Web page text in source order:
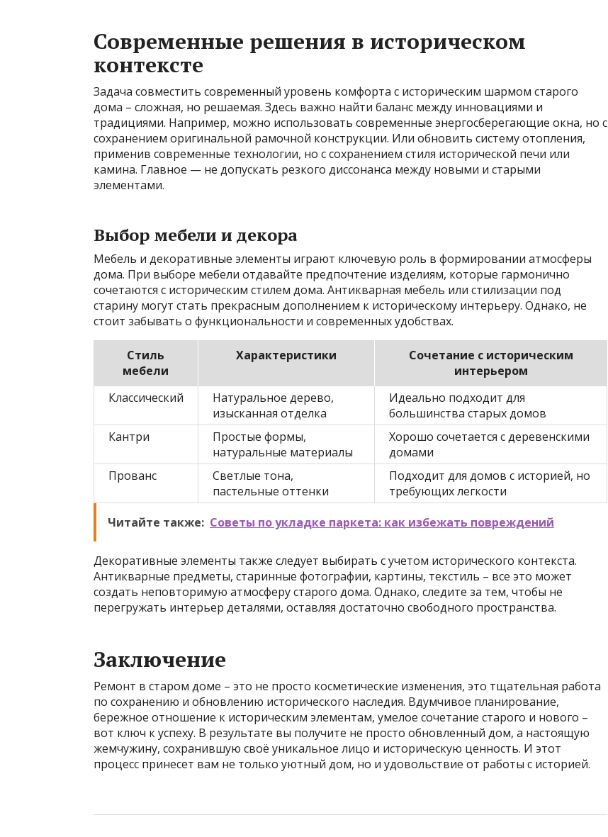
Современные решения в историческом
контексте
Задача совместить современный уровень комфорта с историческим шармом старого
дома – сложная, но решаемая. Здесь важно найти баланс между инновациями и
традициями. Например, можно использовать современные энергосберегающие окна, но с
сохранением оригинальной рамочной конструкции. Или обновить систему отопления,
применив современные технологии, но с сохранением стиля исторической печи или
камина. Главное — не допускать резкого диссонанса между новыми и старыми
элементами.
Выбор мебели и декора
Мебель и декоративные элементы играют ключевую роль в формировании атмосферы
дома. При выборе мебели отдавайте предпочтение изделиям, которые гармонично
сочетаются с историческим стилем дома. Антикварная мебель или стилизации под
старину могут стать прекрасным дополнением к историческому интерьеру. Однако, не
стоит забывать о функциональности и современных удобствах.
Стиль
мебели
Характеристики
Сочетание с историческим
интерьером
Классический
Натуральное дерево,
изысканная отделка
Идеально подходит для
большинства старых домов
Кантри
Простые формы,
натуральные материалы
Хорошо сочетается с деревенскими
домами
Прованс
Светлые тона,
пастельные оттенки
Подходит для домов с историей, но
требующих легкости
Читайте также: Советы по укладке паркета: как избежать повреждений
Декоративные элементы также следует выбирать с учетом исторического контекста.
Антикварные предметы, старинные фотографии, картины, текстиль – все это может
создать неповторимую атмосферу старого дома. Однако, следите за тем, чтобы не
перегружать интерьер деталями, оставляя достаточно свободного пространства.
Заключение
Ремонт в старом доме – это не просто косметические изменения, это тщательная работа
по сохранению и обновлению исторического наследия. Вдумчивое планирование,
бережное отношение к историческим элементам, умелое сочетание старого и нового –
вот ключ к успеху. В результате вы получите не просто обновленный дом, а настоящую
жемчужину, сохранившую своё уникальное лицо и историческую ценность. И этот
процесс принесет вам не только уютный дом, но и удовольствие от работы с историей.